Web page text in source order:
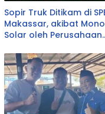
Sopir Truk Ditikam di
Makassar, akibat
Solar oleh Perusahaan